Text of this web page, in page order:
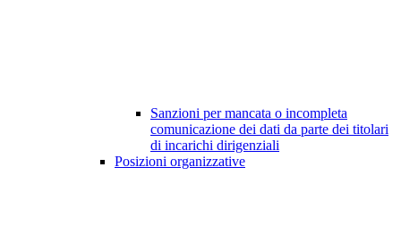
Sanzioni per mancata o incompleta
comunicazione dei dati da parte dei titolari
di incarichi dirigenziali
Posizioni organizzative